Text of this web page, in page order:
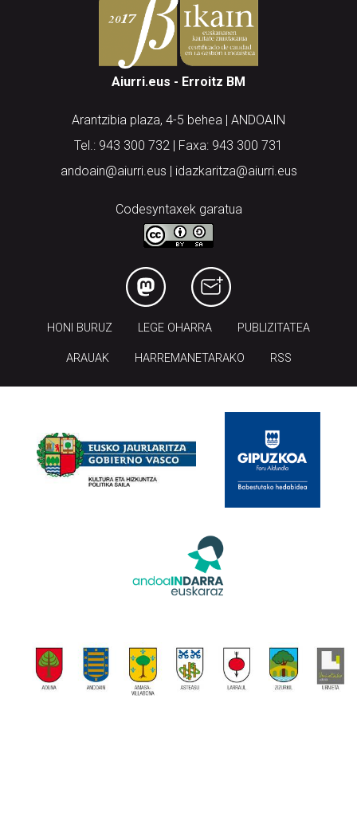
Aiurri.eus - Erroitz BM
Arantzibia plaza, 4-5 behea | ANDOAIN
Tel.: 943 300 732 | Faxa: 943 300 731
andoain@aiurri.eus | idazkaritza@aiurri.eus
Codesyntaxek garatua
HONI BURUZ LEGE OHARRA PUBLIZITATEA
ARAUAK HARREMANETARAKO RSS